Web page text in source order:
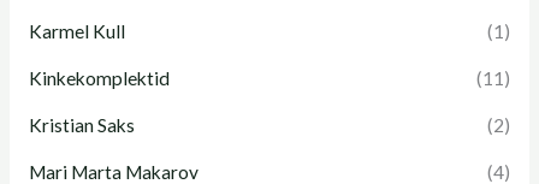
Karmel Kull (1)
Kinkekomplektid (11)
Kristian Saks (2)
Mari Marta Makarov (4)